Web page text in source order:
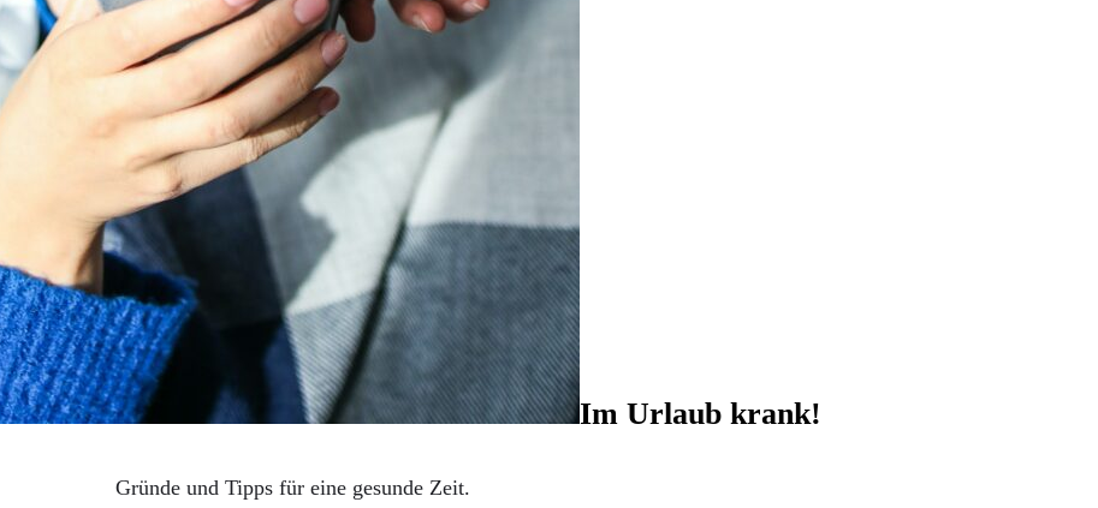
Im Urlaub krank!
Gründe und Tipps für eine gesunde Zeit.